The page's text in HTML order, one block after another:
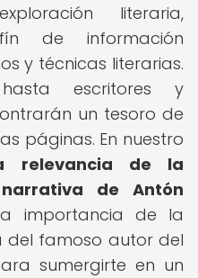
literaria,
de información
y técnicas literarias.
escritores y
un tesoro de
páginas. En nuestro
relevancia de la
de Antón
importancia de la
del famoso autor del
sumergirte en un